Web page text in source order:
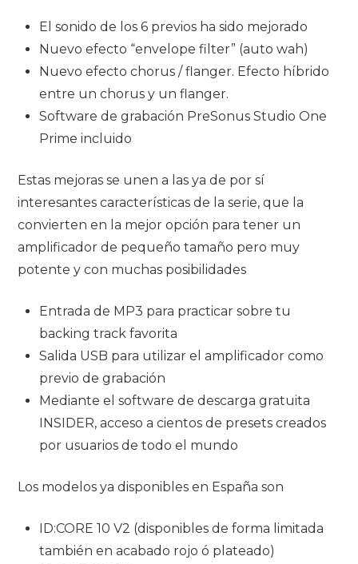
El sonido de los 6 previos ha sido mejorado
Nuevo efecto “envelope filter” (auto wah)
Nuevo efecto chorus / flanger. Efecto híbrido
entre un chorus y un flanger.
Software de grabación PreSonus Studio One
Prime incluido
Estas mejoras se unen a las ya de por sí
interesantes características de la serie, que la
convierten en la mejor opción para tener un
amplificador de pequeño tamaño pero muy
potente y con muchas posibilidades
Entrada de MP3 para practicar sobre tu
backing track favorita
Salida USB para utilizar el amplificador como
previo de grabación
Mediante el software de descarga gratuita
INSIDER, acceso a cientos de presets creados
por usuarios de todo el mundo
Los modelos ya disponibles en España son
ID:CORE 10 V2 (disponibles de forma limitada
también en acabado rojo ó plateado)